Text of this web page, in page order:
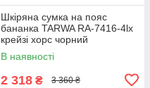
Шкіряна сумка на пояс
бананка TARWA RA-7416-4lx
крейзі хорс чорний
В наявності
2 318 ₴ 3 360 ₴